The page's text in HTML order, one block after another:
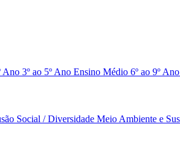
Ano 3º ao 5º Ano Ensino Médio 6º ao 9º Ano
Social / Diversidade Meio Ambiente e